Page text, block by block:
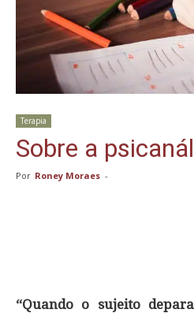
Terapia
Sobre a
Por Roney Moraes -
“Quando o sujeito